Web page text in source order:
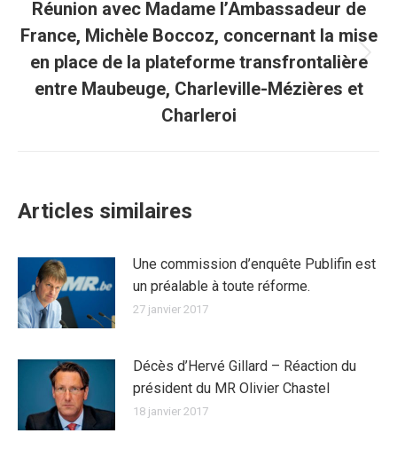
Article
suivant
Réunion avec Madame l’Ambassadeur de
France, Michèle Boccoz, concernant la mise
en place de la plateforme transfrontalière
entre Maubeuge, Charleville-Mézières et
Charleroi
Articles similaires
Une commission d’enquête Publifin est
un préalable à toute réforme.
27 janvier 2017
Décès d’Hervé Gillard – Réaction du
président du MR Olivier Chastel
18 janvier 2017